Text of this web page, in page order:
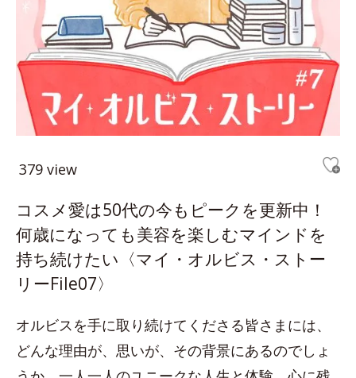
379 view
コスメ愛は50代の今もピークを更新中！
何歳になっても美容を楽しむマインドを
持ち続けたい〈マイ・オルビス・ストー
リーFile07〉
オルビスを手に取り続けてくださる皆さまには、
どんな理由が、思いが、その背景にあるのでしょ